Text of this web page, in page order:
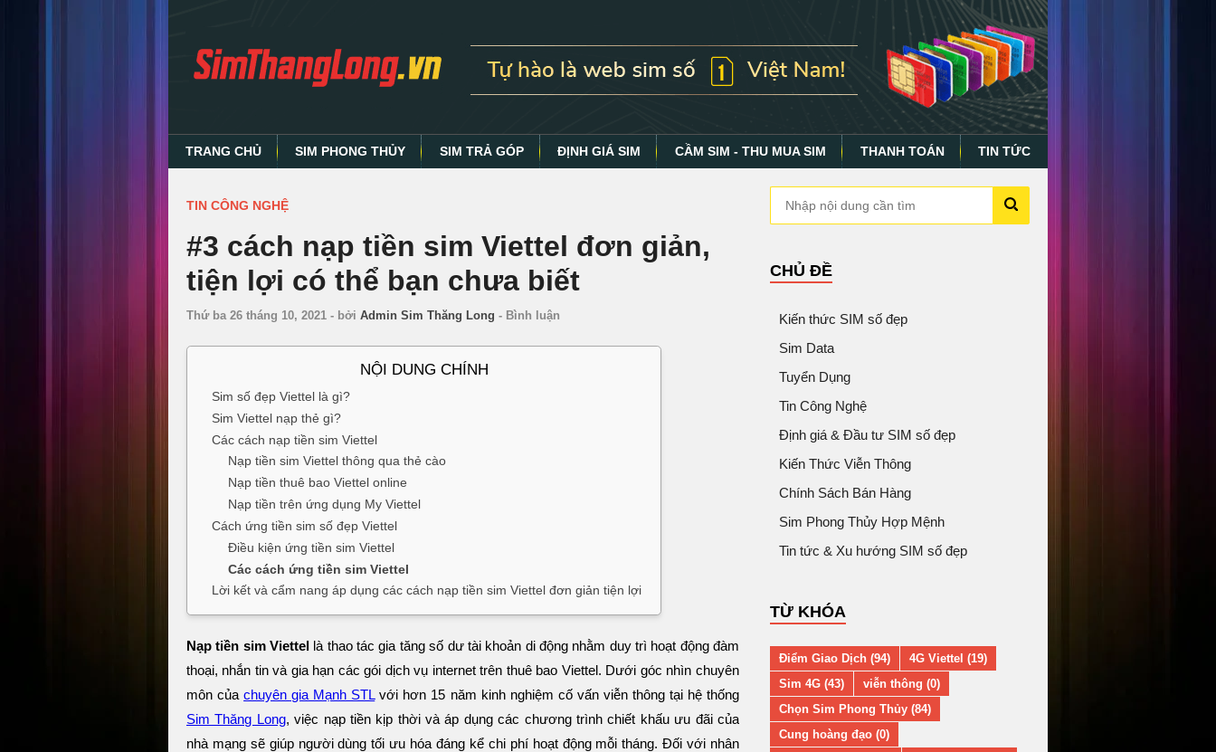
TRANG CHỦ SIM PHONG THỦY SIM TRẢ GÓP ĐỊNH GIÁ SIM CẦM SIM - THU MUA SIM THANH TOÁN TIN TỨC
TIN CÔNG NGHỆ
#3 cách nạp tiền sim Viettel đơn giản,
tiện lợi có thể bạn chưa biết
Thứ ba 26 tháng 10, 2021 - bởi Admin Sim Thăng Long - Bình luận
NỘI DUNG CHÍNH
Sim số đẹp Viettel là gì?
Sim Viettel nạp thẻ gì?
Các cách nạp tiền sim Viettel
Nạp tiền sim Viettel thông qua thẻ cào
Nạp tiền thuê bao Viettel online
Nạp tiền trên ứng dụng My Viettel
Cách ứng tiền sim số đẹp Viettel
Điều kiện ứng tiền sim Viettel
Các cách ứng tiền sim Viettel
Lời kết và cẩm nang áp dụng các cách nạp tiền sim Viettel đơn giản tiện lợi
Nạp tiền sim Viettel là thao tác gia tăng số dư tài khoản di động nhằm duy trì hoạt động đàm
thoại, nhắn tin và gia hạn các gói dịch vụ internet trên thuê bao Viettel. Dưới góc nhìn chuyên
môn củachuyên gia Mạnh STLvới hơn 15 năm kinh nghiệm cố vấn viễn thông tại hệ thống
Sim Thăng Long, việc nạp tiền kịp thời và áp dụng các chương trình chiết khấu ưu đãi của
nhà mạng sẽ giúp người dùng tối ưu hóa đáng kể chi phí hoạt động mỗi tháng. Đối với nhân
CHỦ ĐỀ
Kiến thức SIM số đẹp
Sim Data
Tuyển Dụng
Tin Công Nghệ
Định giá & Đầu tư SIM số đẹp
Kiến Thức Viễn Thông
Chính Sách Bán Hàng
Sim Phong Thủy Hợp Mệnh
Tin tức & Xu hướng SIM số đẹp
TỪ KHÓA
Điểm Giao Dịch (94)
4G Viettel (19)
Sim 4G (43)
viễn thông (0)
Chọn Sim Phong Thủy (84)
Cung hoàng đạo (0)